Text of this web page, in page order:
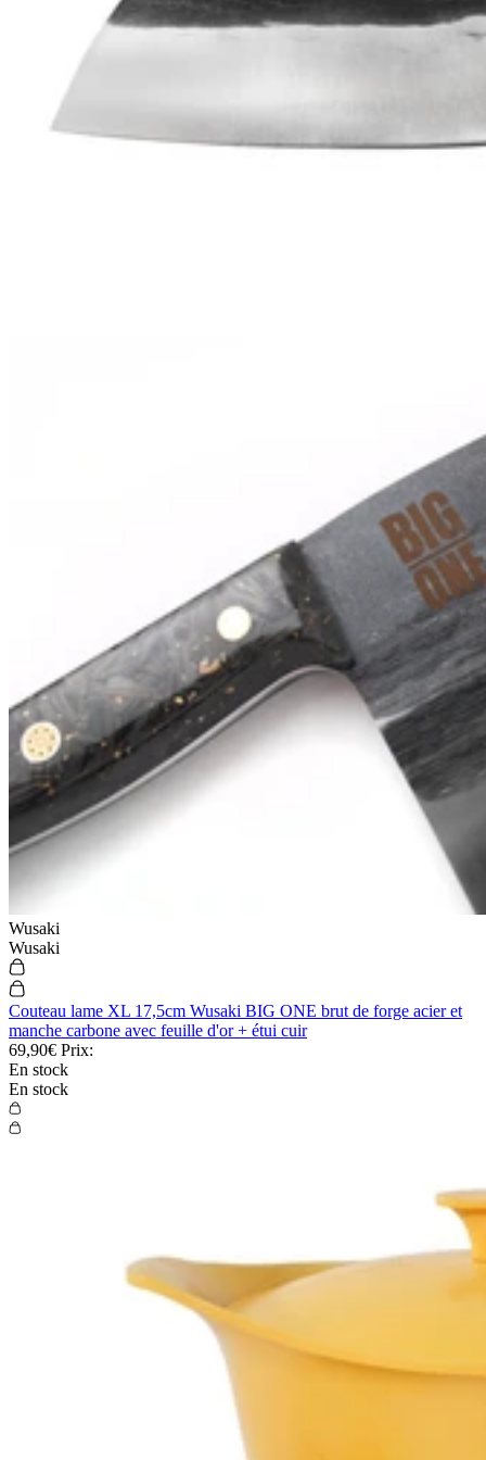
Wusaki
Wusaki
Couteau lame XL 17,5cm Wusaki BIG ONE brut de forge acier et
manche carbone avec feuille d'or + étui cuir
69,90€ Prix:
En stock
En stock